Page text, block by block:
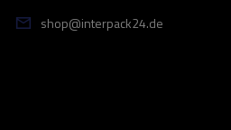
shop@interpack24.de